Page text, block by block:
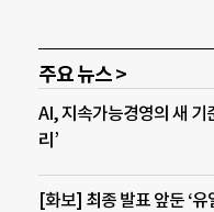
주요 뉴스 >
AI, 지속가능경영의 새
리’
[화보] 최종 발표 앞둔 ‘